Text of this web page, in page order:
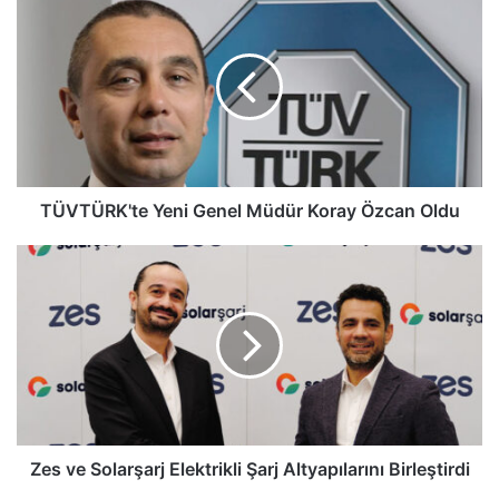
TÜVTÜRK'te Yeni Genel Müdür Koray Özcan Oldu
Zes
Solarşarj
Elektrikli
Altyapılarını
Birleştirdi
Zes ve Solarşarj Elektrikli Şarj Altyapılarını Birleştirdi